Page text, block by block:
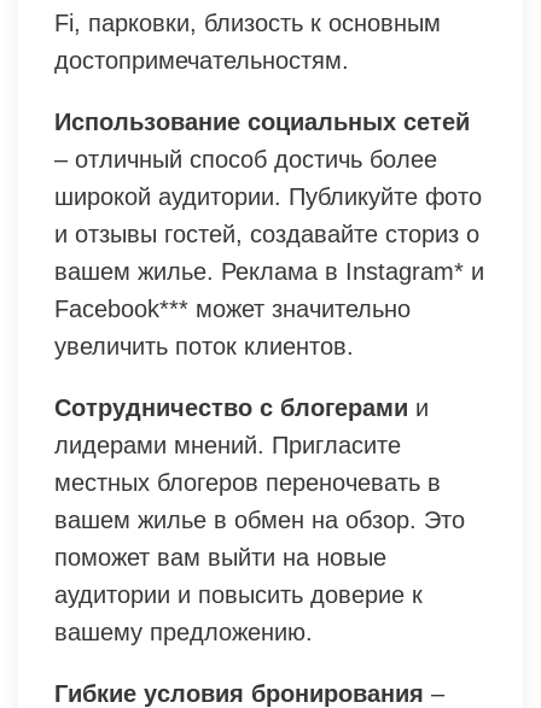
Fi, парковки, близость к основным
достопримечательностям.
Использование социальных сетей
– отличный способ достичь более
широкой аудитории. Публикуйте фото
и отзывы гостей, создавайте сториз о
вашем жилье. Реклама в Instagram* и
Facebook*** может значительно
увеличить поток клиентов.
Сотрудничество с блогерами и
лидерами мнений. Пригласите
местных блогеров переночевать в
вашем жилье в обмен на обзор. Это
поможет вам выйти на новые
аудитории и повысить доверие к
вашему предложению.
Гибкие условия бронирования –